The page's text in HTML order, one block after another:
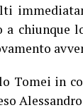
a chiunque
Tomei in